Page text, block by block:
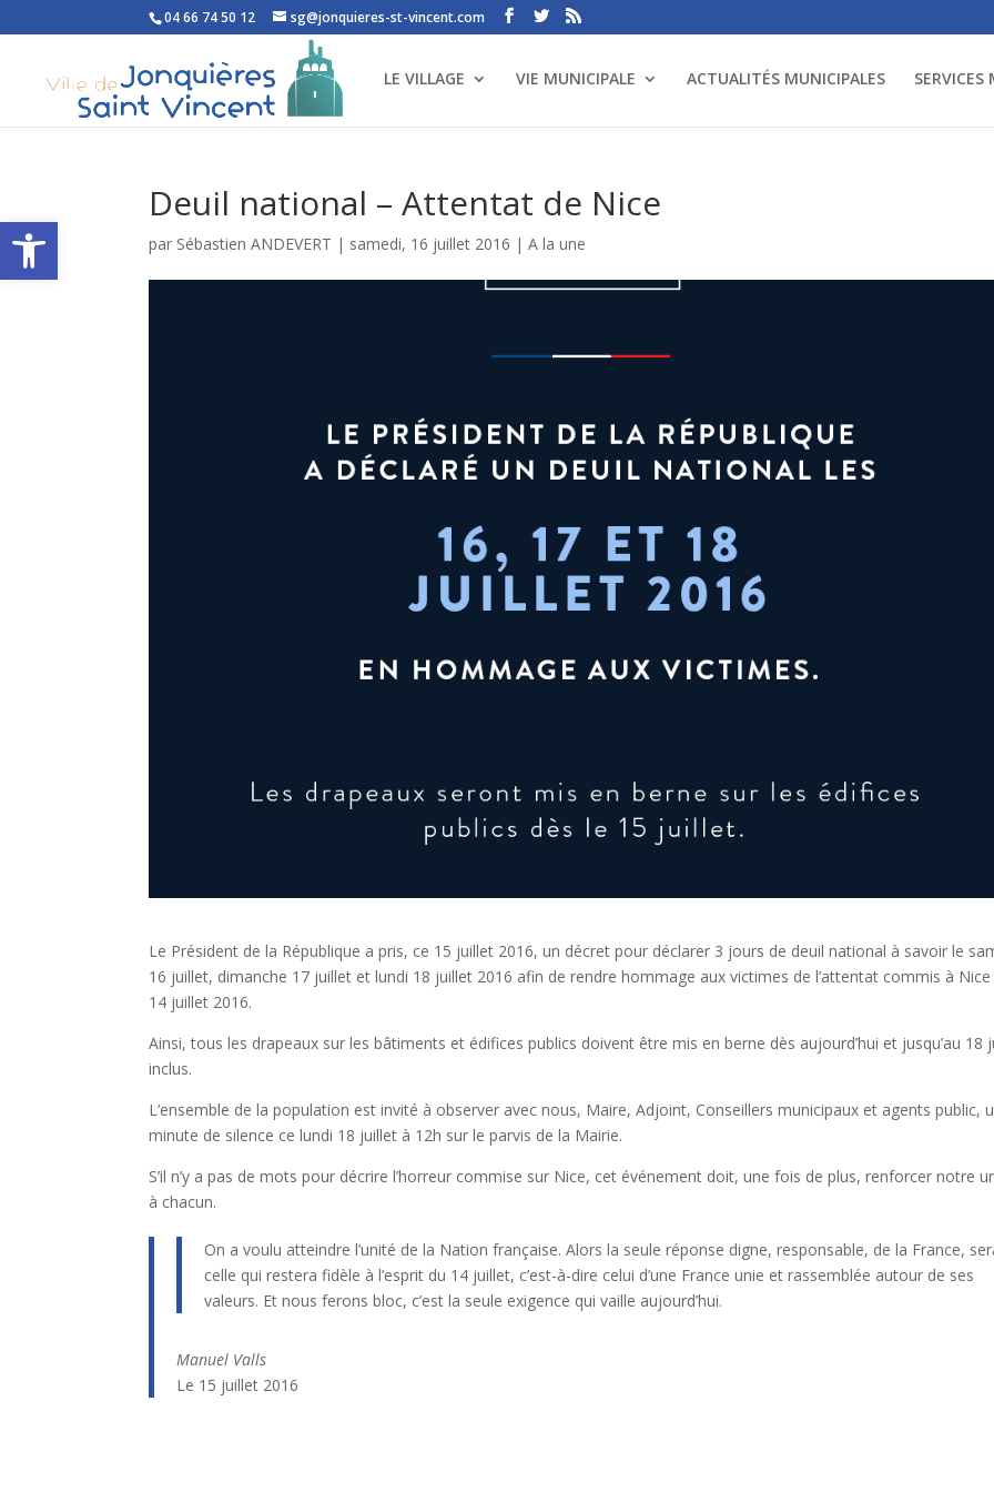
Ouvrir la barre d’outils
04 66 74 50 12 sg@jonquieres-st-vincent.com
LE VILLAGE VIE MUNICIPALE ACTUALITÉS MUNICIPALES
Deuil national – Attentat de Nice
par Sébastien ANDEVERT | samedi, 16 juillet 2016 |A la une
Le Président de la République a pris, ce 15 juillet 2016, un décret pour déclarer 3 jours de deuil national à savoir le
16 juillet, dimanche 17 juillet et lundi 18 juillet 2016 afin de rendre hommage aux victimes de l’attentat commis à Nice
14 juillet 2016.
Ainsi, tous les drapeaux sur les bâtiments et édifices publics doivent être mis en berne dès aujourd’hui et jusqu’au 18
inclus.
L’ensemble de la population est invité à observer avec nous, Maire, Adjoint, Conseillers municipaux et agents public,
minute de silence ce lundi 18 juillet à 12h sur le parvis de la Mairie.
S’il n’y a pas de mots pour décrire l’horreur commise sur Nice, cet événement doit, une fois de plus, renforcer notre
à chacun.
On a voulu atteindre l’unité de la Nation française. Alors la seule réponse digne, responsable, de la France,
celle qui restera fidèle à l’esprit du 14 juillet, c’est-à-dire celui d’une France unie et rassemblée autour de ses
valeurs. Et nous ferons bloc, c’est la seule exigence qui vaille aujourd’hui.
Manuel Valls
Le 15 juillet 2016